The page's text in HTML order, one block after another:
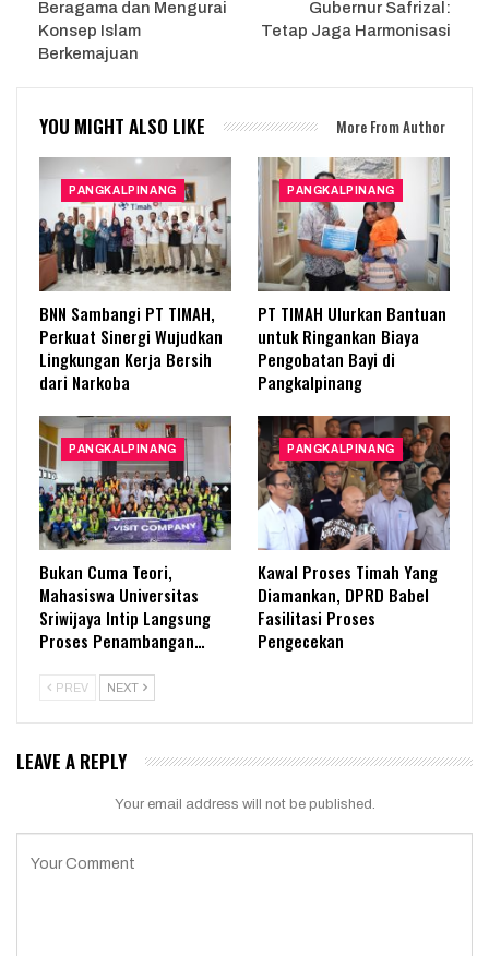
Beragama dan Mengurai
Konsep Islam
Berkemajuan
Gubernur Safrizal:
Tetap Jaga Harmonisasi
YOU MIGHT ALSO LIKE More From Author
PANGKALPINANG
BNN Sambangi PT TIMAH,
Perkuat Sinergi Wujudkan
Lingkungan Kerja Bersih
dari Narkoba
PANGKALPINANG
PT TIMAH Ulurkan Bantuan
untuk Ringankan Biaya
Pengobatan Bayi di
Pangkalpinang
PANGKALPINANG
Bukan Cuma Teori,
Mahasiswa Universitas
Sriwijaya Intip Langsung
Proses Penambangan…
PANGKALPINANG
Kawal Proses Timah Yang
Diamankan, DPRD Babel
Fasilitasi Proses
Pengecekan
PREV NEXT
LEAVE A REPLY
Your email address will not be published.